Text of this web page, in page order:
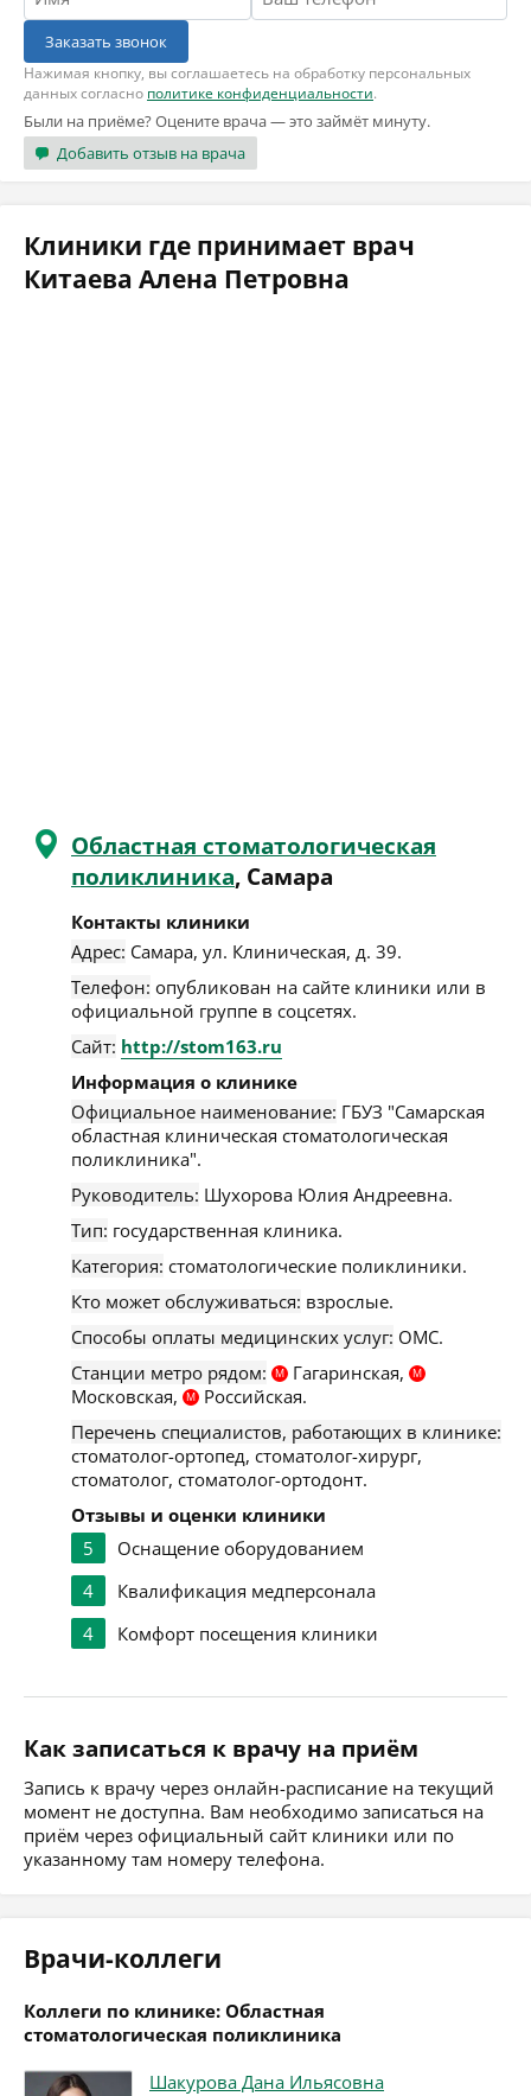
Заказать звонок
Нажимая кнопку, вы соглашаетесь на обработку персональных
данных согласно политике конфиденциальности.
Были на приёме? Оцените врача — это займёт минуту.
Добавить отзыв на врача
Клиники где принимает врач
Китаева Алена Петровна
Областная стоматологическая
поликлиника, Самара
Контакты клиники
Адрес: Самара, ул. Клиническая, д. 39.
Телефон: опубликован на сайте клиники или в
официальной группе в соцсетях.
Сайт: http://stom163.ru
Информация о клинике
Официальное наименование: ГБУЗ "Самарская
областная клиническая стоматологическая
поликлиника".
Руководитель: Шухорова Юлия Андреевна.
Тип: государственная клиника.
Категория: стоматологические поликлиники.
Кто может обслуживаться: взрослые.
Способы оплаты медицинских услуг: ОМС.
Станции метро рядом:
М Гагаринская, М
Московская, М
Российская.
Перечень специалистов, работающих в клинике:
стоматолог-ортопед, стоматолог-хирург,
стоматолог, стоматолог-ортодонт.
Отзывы и оценки клиники
5
Оснащение оборудованием
4
Квалификация медперсонала
4
Комфорт посещения клиники
Как записаться к врачу на приём
Запись к врачу через онлайн-расписание на текущий
момент не доступна. Вам необходимо записаться на
приём через официальный сайт клиники или по
указанному там номеру телефона.
Врачи-коллеги
Коллеги по клинике: Областная
стоматологическая поликлиника
Шакурова Дана Ильясовна